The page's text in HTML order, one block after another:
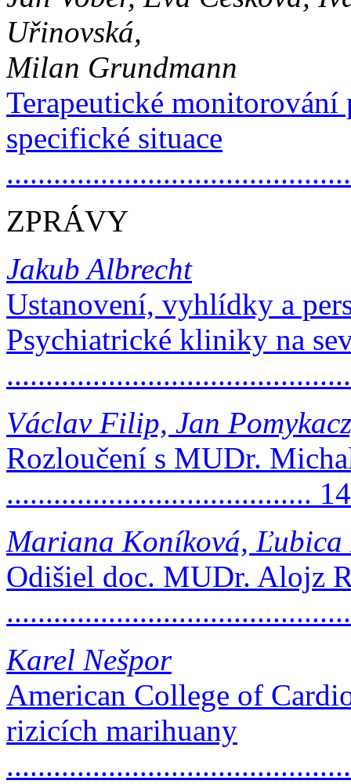
Uřinovská,
Milan Grundmann
Terapeutické monitorování
specifické situace
ZPRÁVY
Jakub Albrecht
Ustanovení, vyhlídky a
Psychiatrické kliniky na
Václav Filip, Jan
Rozloučení s MUDr.
.......................................
Mariana Koníková, Ľubica
Odišiel doc. MUDr. Alojz
Karel Nešpor
American College of
rizicích marihuany